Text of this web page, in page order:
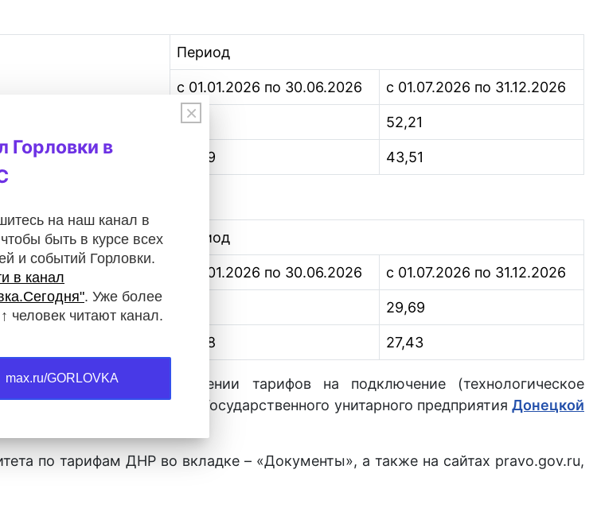
Период
с 01.01.2026 по 30.06.2026 с 01.07.2026 по 31.12.2026
41,14 52,21
(без учета НДС) 34,29 43,51
Период
с 01.01.2026 по 30.06.2026 с 01.07.2026 по 31.12.2026
29,69
(без учета НДС) 20,58 27,43
№ 8/2 «Об установлении тарифов на подключение (технологическое
и водоотведения Государственного унитарного предприятия Донецкой
по тарифам ДНР во вкладке – «Документы», а также на сайтах pravo.gov.ru,
×
Горловки в
на наш канал в
быть в курсе всех
и событий Горловки.
в канал
. Уже более
человек читают канал.
max.ru/GORLOVKA